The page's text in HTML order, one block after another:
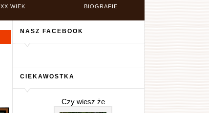
XX WIEK BIOGRAFIE
NASZ FACEBOOK
CIEKAWOSTKA
Czy wiesz że